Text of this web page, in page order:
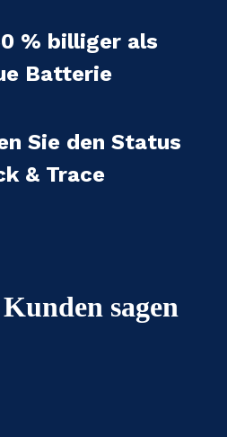
% billiger als
Batterie
Sie den Status
& Trace
sagen